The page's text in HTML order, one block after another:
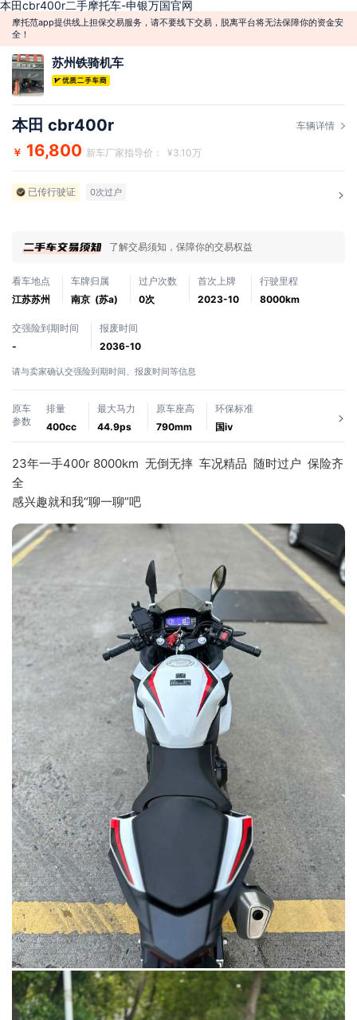
本田cbr400r二手摩托车-申银万国官网
摩托范app提供线上担保交易服务，请不要线下交易，脱离平台将无法保障你的资金安
全！
苏州铁骑机车
本田 cbr400r 车辆详情
￥ 16,800 新车厂家指导价： ¥3.10万
已传行驶证 0次过户
了解交易须知，保障你的交易权益
看车地点
江苏苏州
车牌归属
南京 (苏a)
过户次数
0次
首次上牌
2023-10
行驶里程
8000km
交强险到期时间
-
报废时间
2036-10
请与卖家确认交强险到期时间、报废时间等信息
原车
参数
排量
400cc
最大马力
44.9ps
原车座高
790mm
环保标准
国ⅳ
23年一手400r 8000km  无倒无摔  车况精品  随时过户  保险齐
全
感兴趣就和我“聊一聊”吧